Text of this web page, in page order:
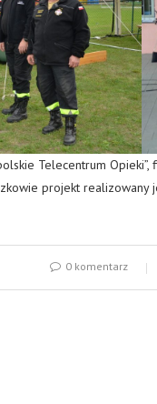
Telecentrum
projekt
0 komentarz